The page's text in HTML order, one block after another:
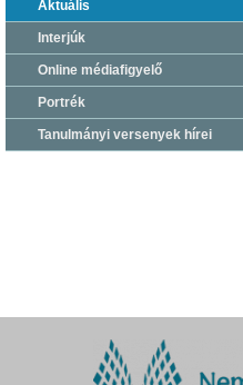
Aktuális
Interjúk
Online médiafigyelő
Portrék
Tanulmányi versenyek hírei